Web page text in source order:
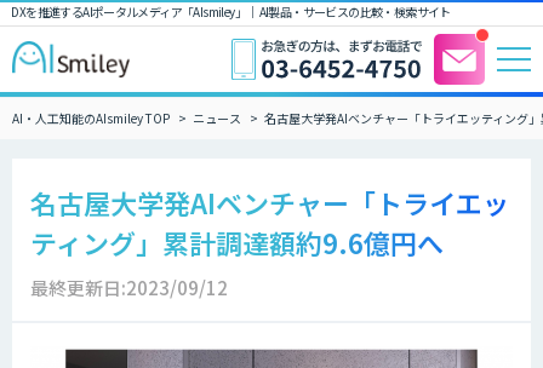
DXを推進するAIポータルメディア「AIsmiley」｜ AI製品・サービスの比較・検索サイト
AI・人工知能のAIsmiley TOP ニュース 名古屋大学発AIベンチャー「トライエッティング
名古屋大学発AIベンチャー「トライエッ
ティング」累計調達額約9.6億円へ
最終更新日:2023/09/12